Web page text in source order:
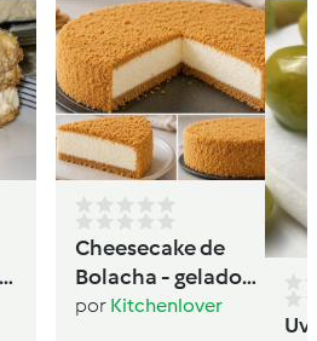
Cheesecake de
Bolacha - gelado
sanduíche
por Kitchenlover